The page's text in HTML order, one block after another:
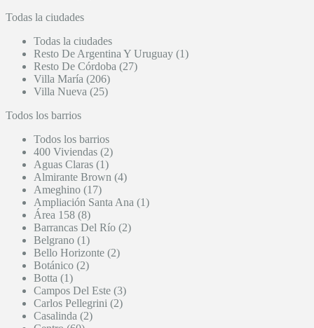
Todas la ciudades
Todas la ciudades
Resto De Argentina Y Uruguay (1)
Resto De Córdoba (27)
Villa María (206)
Villa Nueva (25)
Todos los barrios
Todos los barrios
400 Viviendas (2)
Aguas Claras (1)
Almirante Brown (4)
Ameghino (17)
Ampliación Santa Ana (1)
Área 158 (8)
Barrancas Del Río (2)
Belgrano (1)
Bello Horizonte (2)
Botánico (2)
Botta (1)
Campos Del Este (3)
Carlos Pellegrini (2)
Casalinda (2)